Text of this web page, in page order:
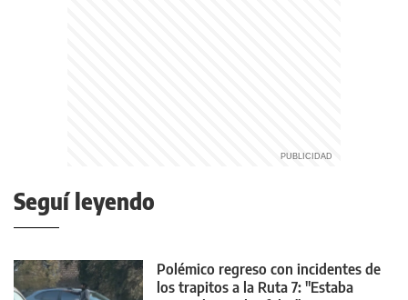
Seguí leyendo
Polémico regreso con incidentes de
los trapitos a la Ruta 7: "Estaba